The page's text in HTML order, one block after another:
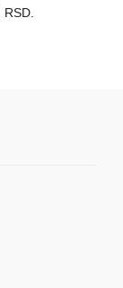
RSD.